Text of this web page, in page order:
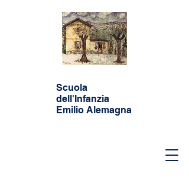
Scuola
dell'Infanzia
Emilio Alemagna